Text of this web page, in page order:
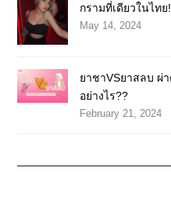
กรามที่เดียวในไทย
May 14, 2024
ยาชาVSยาสลบ ผ่
อย่างไร??
February 21, 2024